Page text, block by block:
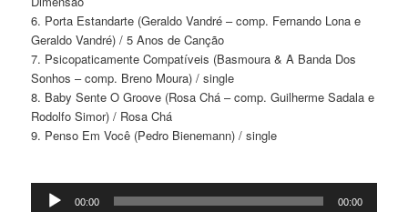
6. Porta Estandarte (Geraldo Vandré – comp. Fernando Lona e
Geraldo Vandré) / 5 Anos de Canção
7. Psicopaticamente Compatíveis (Basmoura & A Banda Dos
Sonhos – comp. Breno Moura) / single
8. Baby Sente O Groove (Rosa Chá – comp. Guilherme Sadala e
Rodolfo Simor) / Rosa Chá
9. Penso Em Você (Pedro Bienemann) / single
Tocador
00:00 00:00